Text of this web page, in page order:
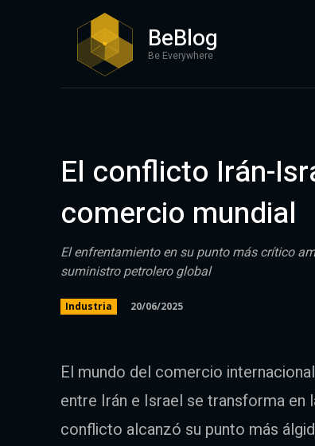
BeBlog
Be Everywhere
El conflicto Irán-
comercio mundial
El enfrentamiento en su punto más crítico
suministro petrolero global
Industria 20/06/2025
El mundo del comercio
entre Irán e Israel se transforma
conflicto alcanzó su punto más